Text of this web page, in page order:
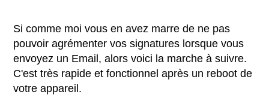
Si comme moi vous en avez marre de ne pas
pouvoir agrémenter vos signatures lorsque vous
envoyez un Email, alors voici la marche à suivre.
C'est très rapide et fonctionnel après un reboot de
votre appareil.